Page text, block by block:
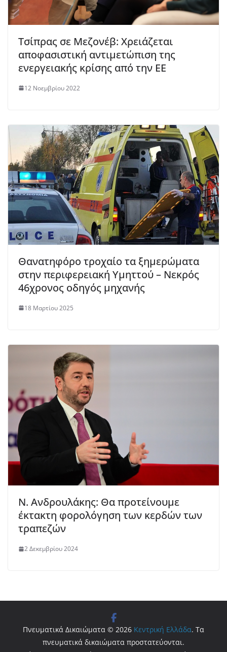
Τσίπρας σε Μεζονέβ: Χρειάζεται
αποφασιστική αντιμετώπιση της
ενεργειακής κρίσης από την ΕΕ
12 Νοεμβρίου 2022
Θανατηφόρο τροχαίο τα ξημερώματα
στην περιφερειακή Υμηττού – Νεκρός
46χρονος οδηγός μηχανής
18 Μαρτίου 2025
Ν. Ανδρουλάκης: Θα προτείνουμε
έκτακτη φορολόγηση των κερδών των
τραπεζών
2 Δεκεμβρίου 2024
Πνευματικά Δικαιώματα © 2026 Κεντρική Ελλάδα. Τα
πνευματικά δικαιώματα προστατεύονται.